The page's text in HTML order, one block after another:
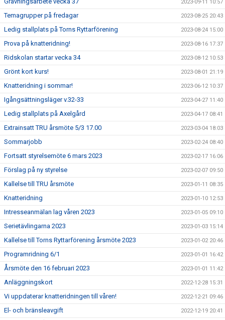
2023-09-11 10:57
Temagrupper på fredagar 2023-08-25 20:43
Ledig stallplats på Torns Ryttarförening 2023-08-24 15:00
Prova på knatteridning! 2023-08-16 17:37
Ridskolan startar vecka 34 2023-08-12 10:53
Grönt kort kurs! 2023-08-01 21:19
Knatteridning i sommar! 2023-06-12 10:37
Igångsättningsläger v.32-33 2023-04-27 11:40
Ledig stallplats på Axelgård 2023-04-17 08:41
Extrainsatt TRU årsmöte 5/3 17.00 2023-03-04 18:03
Sommarjobb 2023-02-24 08:40
Fortsatt styrelsemöte 6 mars 2023 2023-02-17 16:06
Förslag på ny styrelse 2023-02-07 09:50
Kallelse till TRU årsmöte 2023-01-11 08:35
Knatteridning 2023-01-10 12:53
Intresseanmälan lag våren 2023 2023-01-05 09:10
Serietävlingarna 2023 2023-01-03 15:14
Kallelse till Torns Ryttarförening årsmöte 2023 2023-01-02 20:46
Programridning 6/1 2023-01-01 16:42
Årsmöte den 16 februari 2023 2023-01-01 11:42
Anläggningskort 2022-12-28 15:31
Vi uppdaterar knatteridningen till våren! 2022-12-21 09:46
El- och bränsleavgift 2022-12-19 20:41